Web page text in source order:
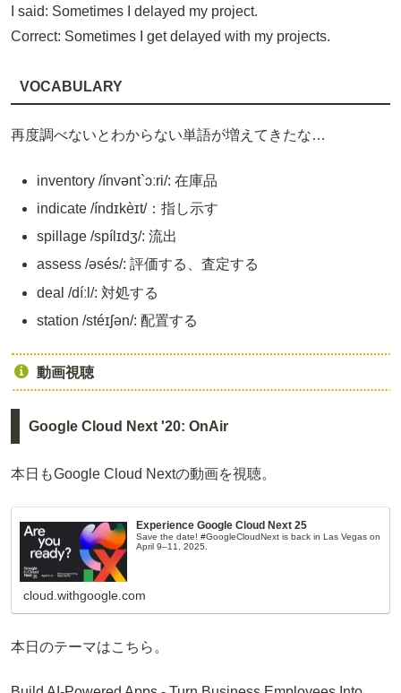
I said: Sometimes I delayed my project.
Correct: Sometimes I get delayed with my projects.
VOCABULARY
再度調べないとわからない単語が増えてきたな…
inventory /ínvənt`ɔːri/: 在庫品
indicate /índɪkèɪt/：指し示す
spillage /spílɪdʒ/: 流出
assess /əsés/: 評価する、査定する
deal /díːl/: 対処する
station /stéɪʃən/: 配置する
動画視聴
Google Cloud Next '20: OnAir
本日もGoogle Cloud Nextの動画を視聴。
Experience Google Cloud Next 25
Save the date! #GoogleCloudNext is back in Las Vegas on
April 9–11, 2025.
cloud.withgoogle.com
本日のテーマはこちら。